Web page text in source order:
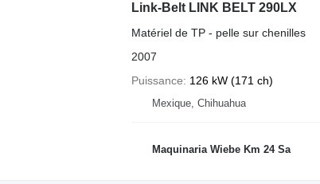
Link-Belt LINK BELT 290LX
Matériel de TP - pelle sur chenilles
2007
Puissance
126 kW (171 ch)
Mexique, Chihuahua
Maquinaria Wiebe Km 24 Sa